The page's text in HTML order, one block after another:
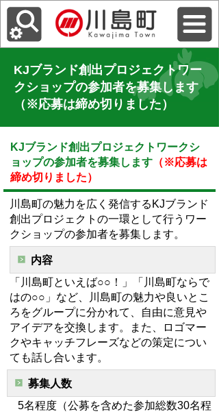
KJブランド創出プロジェクトワー
クショップの参加者を募集します
（※応募は締め切りました）
KJブランド創出プロジェクトワークシ
ョップの参加者を募集します （※応募は
締め切りました）
川島町の魅力を広く発信するKJブランド
創出プロジェクトの一環として行うワー
クショップの参加者を募集します。
内容
「川島町といえば○○！」「川島町ならで
はの○○」など、川島町の魅力や良いとこ
ろをグループに分かれて、自由に意見や
アイデアを交換します。また、ロゴマー
クやキャッチフレーズなどの策定につい
ても話し合います。
募集人数
5名程度（公募を含めた参加総数30名程